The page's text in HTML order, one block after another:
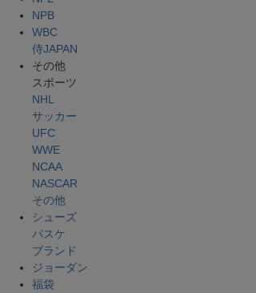
NPB
WBC
侍JAPAN
その他
スポーツ
NHL
サッカー
UFC
WWE
NCAA
NASCAR
その他
シューズ
バスケ
ブランド
ジョーダン
福袋